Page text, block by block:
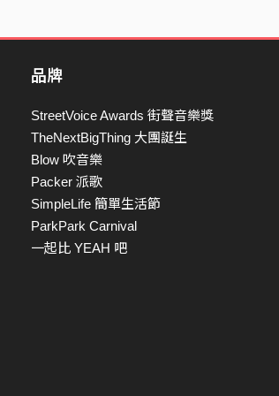
品牌
StreetVoice Awards 街聲音樂獎
TheNextBigThing 大團誕生
Blow 吹音樂
Packer 派歌
SimpleLife 簡單生活節
ParkPark Carnival
一起比 YEAH 吧